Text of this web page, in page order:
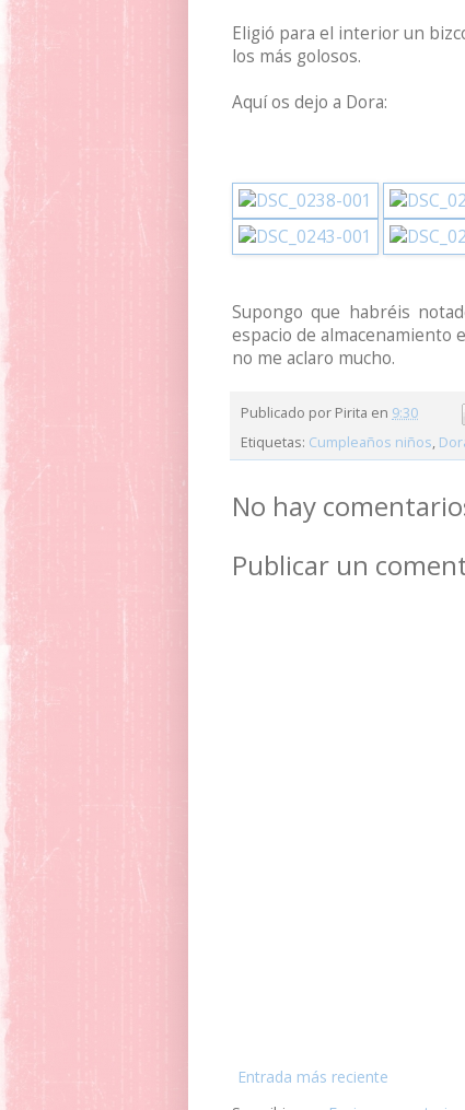
Eligió para el interior un
los más golosos.
Aquí os dejo a Dora:
Supongo que habréis
espacio de almacenamiento
no me aclaro mucho.
Publicado por Pirita en 9:30
Etiquetas: Cumpleaños niños,
No hay
Publicar un
Entrada más reciente